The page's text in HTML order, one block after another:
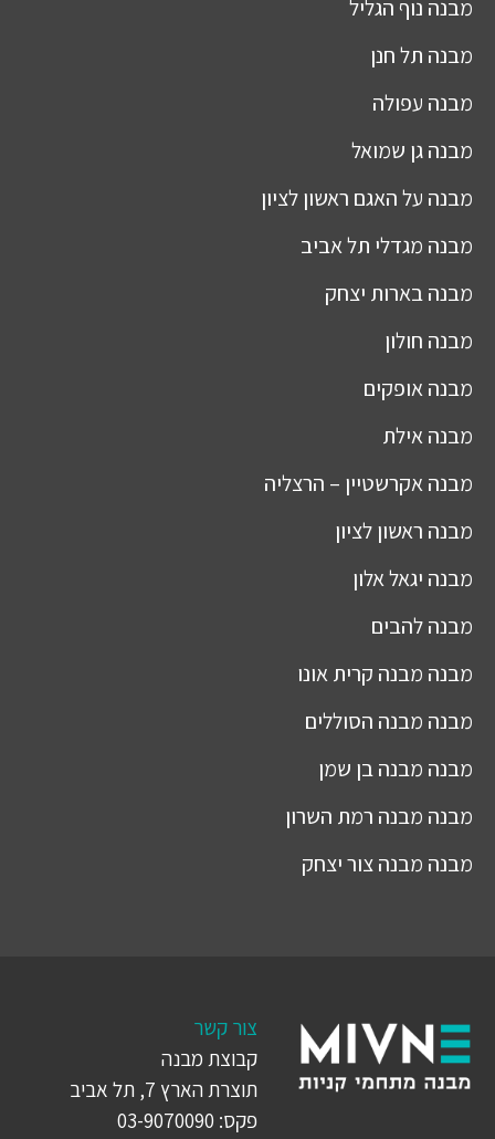
מבנה נוף הגליל
מבנה תל חנן
מבנה עפולה
מבנהגן שמואל
מבנה על האגם ראשון לציון
מבנה מגדלי תל אביב
מבנהבארות יצחק
מבנה חולון
מבנהאופקים
מבנהאילת
מבנהאקרשטיין – הרצליה
מבנה ראשון לציון
מבנה יגאל אלון
מבנהלהבים
מבנה מבנה קרית אונו
מבנה מבנה הסוללים
מבנה מבנה בן שמן
מבנה מבנה רמת השרון
מבנה מבנה צור יצחק
צור קשר
קבוצת מבנה
תוצרת הארץ 7, תל אביב
פקס: 03-9070090